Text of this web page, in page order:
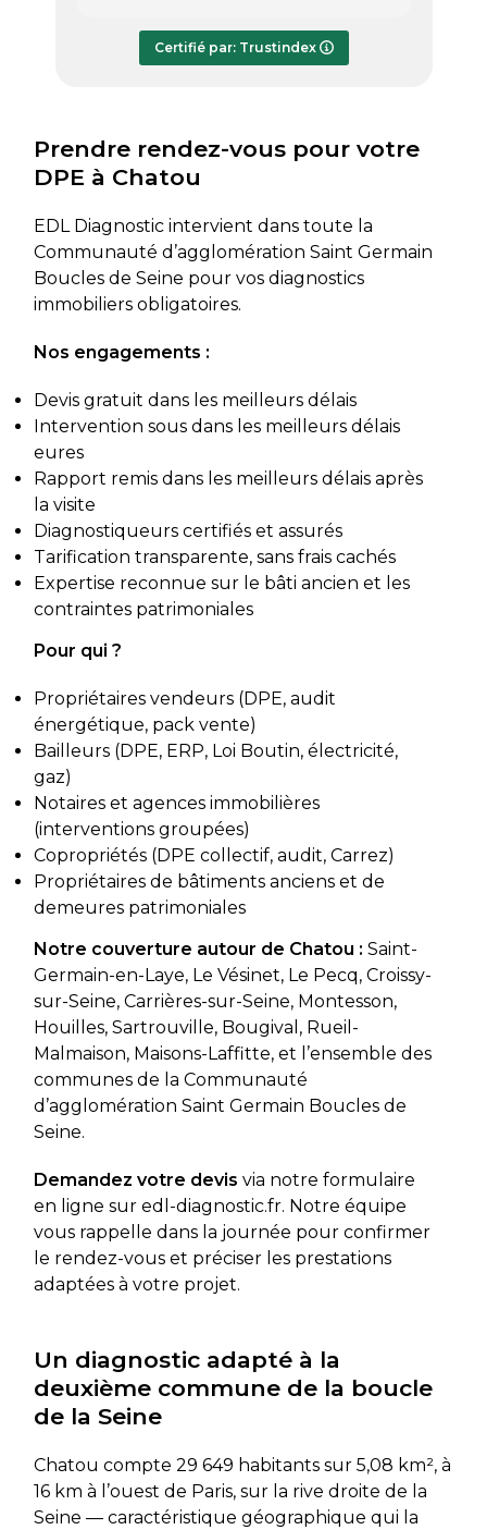
Le rapport de diagnostic m’a été
transmis dès le lundi soir, ce qui est
Certifié par: Trustindex
Prendre rendez-vous pour votre
DPE à Chatou
EDL Diagnostic intervient dans toute la
Communauté d’agglomération Saint Germain
Boucles de Seine pour vos diagnostics
immobiliers obligatoires.
Nos engagements :
Devis gratuit dans les meilleurs délais
Intervention sous dans les meilleurs délais
eures
Rapport remis dans les meilleurs délais après
la visite
Diagnostiqueurs certifiés et assurés
Tarification transparente, sans frais cachés
Expertise reconnue sur le bâti ancien et les
contraintes patrimoniales
Pour qui ?
Propriétaires vendeurs (DPE, audit
énergétique, pack vente)
Bailleurs (DPE, ERP, Loi Boutin, électricité,
gaz)
Notaires et agences immobilières
(interventions groupées)
Copropriétés (DPE collectif, audit, Carrez)
Propriétaires de bâtiments anciens et de
demeures patrimoniales
Notre couverture autour de Chatou : Saint-
Germain-en-Laye, Le Vésinet, Le Pecq, Croissy-
sur-Seine, Carrières-sur-Seine, Montesson,
Houilles, Sartrouville, Bougival, Rueil-
Malmaison, Maisons-Laffitte, et l’ensemble des
communes de la Communauté
d’agglomération Saint Germain Boucles de
Seine.
Demandez votre devis via notre formulaire
en ligne sur edl-diagnostic.fr. Notre équipe
vous rappelle dans la journée pour confirmer
le rendez-vous et préciser les prestations
adaptées à votre projet.
Un diagnostic adapté à la
deuxième commune de la boucle
de la Seine
Chatou compte 29 649 habitants sur 5,08 km², à
16 km à l’ouest de Paris, sur la rive droite de la
Seine — caractéristique géographique qui la